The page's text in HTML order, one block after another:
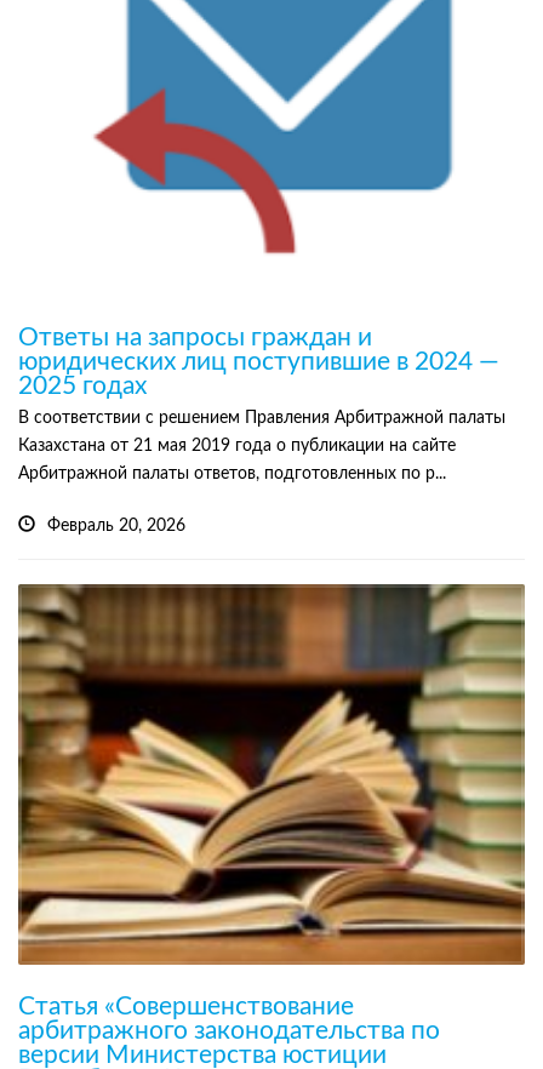
Ответы на запросы граждан и
юридических лиц поступившие в 2024 —
2025 годах
В соответствии с решением Правления Арбитражной палаты
Казахстана от 21 мая 2019 года о публикации на сайте
Арбитражной палаты ответов, подготовленных по р...
Февраль 20, 2026
Статья «Совершенствование
арбитражного законодательства по
версии Министерства юстиции